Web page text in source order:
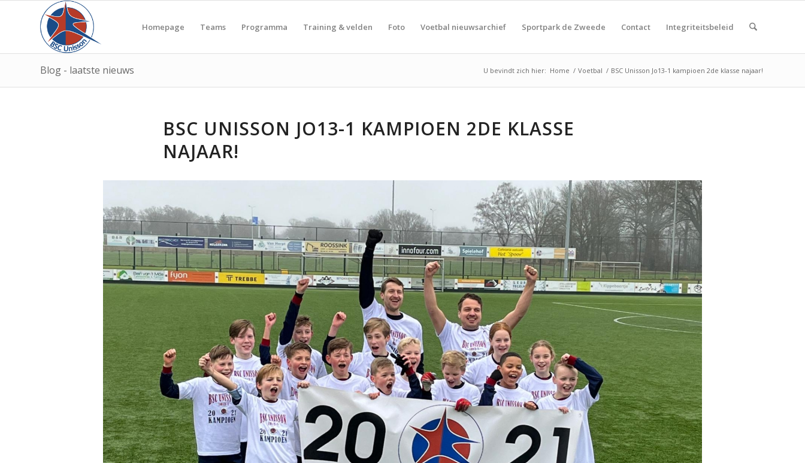
Homepage Teams Programma Training & velden Foto Voetbal nieuwsarchief Sportpark de Zweede Contact Integriteitsbeleid
Blog - laatste nieuws U bevindt zich hier: Home / Voetbal / BSC Unisson Jo13-1 kampioen 2de klasse najaar!
BSC UNISSON JO13-1 KAMPIOEN 2DE KLASSE
NAJAAR!